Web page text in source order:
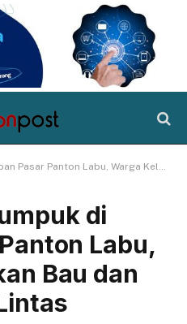
Labu, Warga Keluhkan Bau dan Ganggu Lalu Lintas
di
Labu,
Bau dan